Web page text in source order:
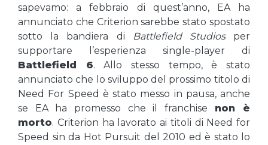
sapevamo: a febbraio di quest’anno, EA ha
annunciato che Criterion sarebbe stato spostato
sotto la bandiera di
Battlefield Studiosper
supportare l’esperienza single-player di
Battlefield 6. Allo stesso tempo, è stato
annunciato che lo sviluppo del prossimo titolo di
Need For Speed è stato messo in pausa, anche
se EA ha promesso che il franchise non è
morto. Criterion ha lavorato ai titoli di Need for
Speed sin da Hot Pursuit del 2010 ed è stato lo